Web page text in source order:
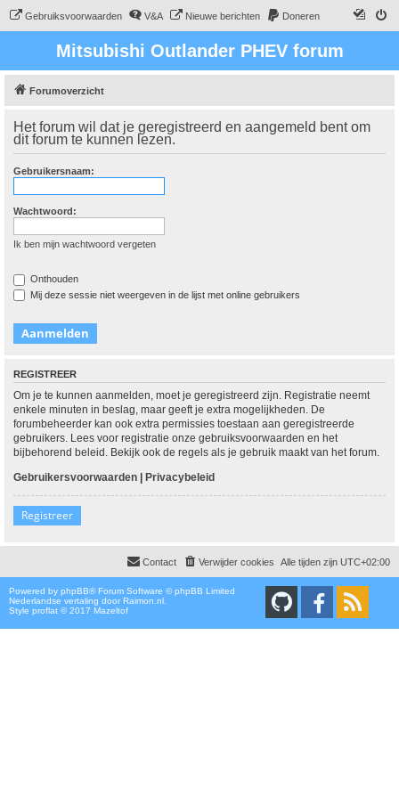
Gebruiksvoorwaarden V&A Nieuwe berichten Doneren
Mitsubishi Outlander PHEV forum
Forumoverzicht
Het forum wil dat je geregistreerd en aangemeld bent om
dit forum te kunnen lezen.
Gebruikersnaam:
Wachtwoord:
Ik ben mijn wachtwoord vergeten
Onthouden
Mij deze sessie niet weergeven in de lijst met online gebruikers
REGISTREER
Om je te kunnen aanmelden, moet je geregistreerd zijn. Registratie neemt
enkele minuten in beslag, maar geeft je extra mogelijkheden. De
forumbeheerder kan ook extra permissies toestaan aan geregistreerde
gebruikers. Lees voor registratie onze gebruiksvoorwaarden en het
bijbehorend beleid. Bekijk ook de regels als je gebruik maakt van het forum.
Gebruikersvoorwaarden | Privacybeleid
Registreer
Alle tijden zijn UTC+02:00
Verwijder cookies
Contact
Powered by phpBB® Forum Software © phpBB Limited
Nederlandse vertaling door Raimon.nl
Style proflat © 2017 Mazeltof